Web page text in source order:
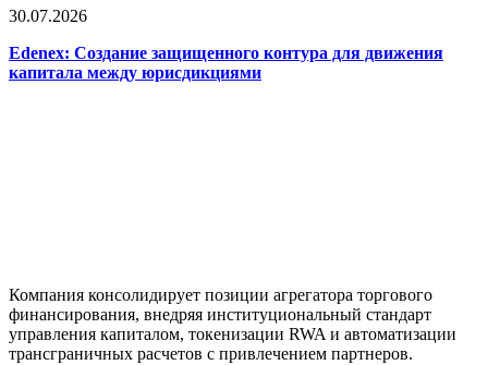
30.07.2026
Edenex: Создание защищенного контура для движения
капитала между юрисдикциями
Компания консолидирует позиции агрегатора торгового
финансирования, внедряя институциональный стандарт
управления капиталом, токенизации RWA и автоматизации
трансграничных расчетов с привлечением партнеров.